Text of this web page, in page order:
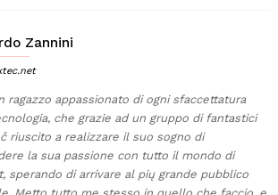
Zannini
ragazzo appassionato di ogni sfaccettatura
che grazie ad un gruppo di fantastici
riuscito a realizzare il suo sogno di
la sua passione con tutto il mondo di
sperando di arrivare al pių grande pubblico